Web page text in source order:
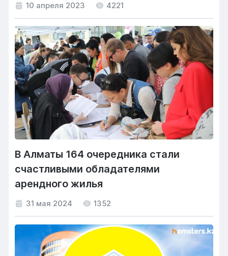
10 апреля 2023 4221
В Алматы 164 очередника стали
счастливыми обладателями
арендного жилья
31 мая 2024 1352